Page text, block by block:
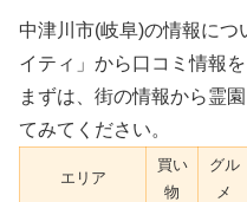
中津川市(岐阜)の情報に
イティ」から口コミ情報を
まずは、街の情報から霊
てみてください。
エリア
買い
物
グル
メ